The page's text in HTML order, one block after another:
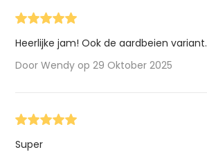
Heerlijke jam! Ook de aardbeien variant.
Door Wendy op 29 Oktober 2025
Super